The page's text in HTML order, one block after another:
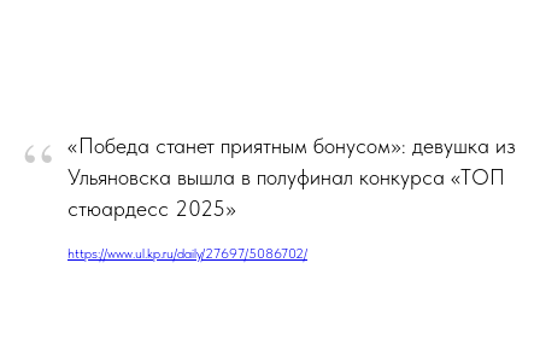
“
«Победа станет приятным бонусом»: девушка из
Ульяновска вышла в полуфинал конкурса «ТОП
стюардесс 2025»
https://www.ul.kp.ru/daily/27697/5086702/